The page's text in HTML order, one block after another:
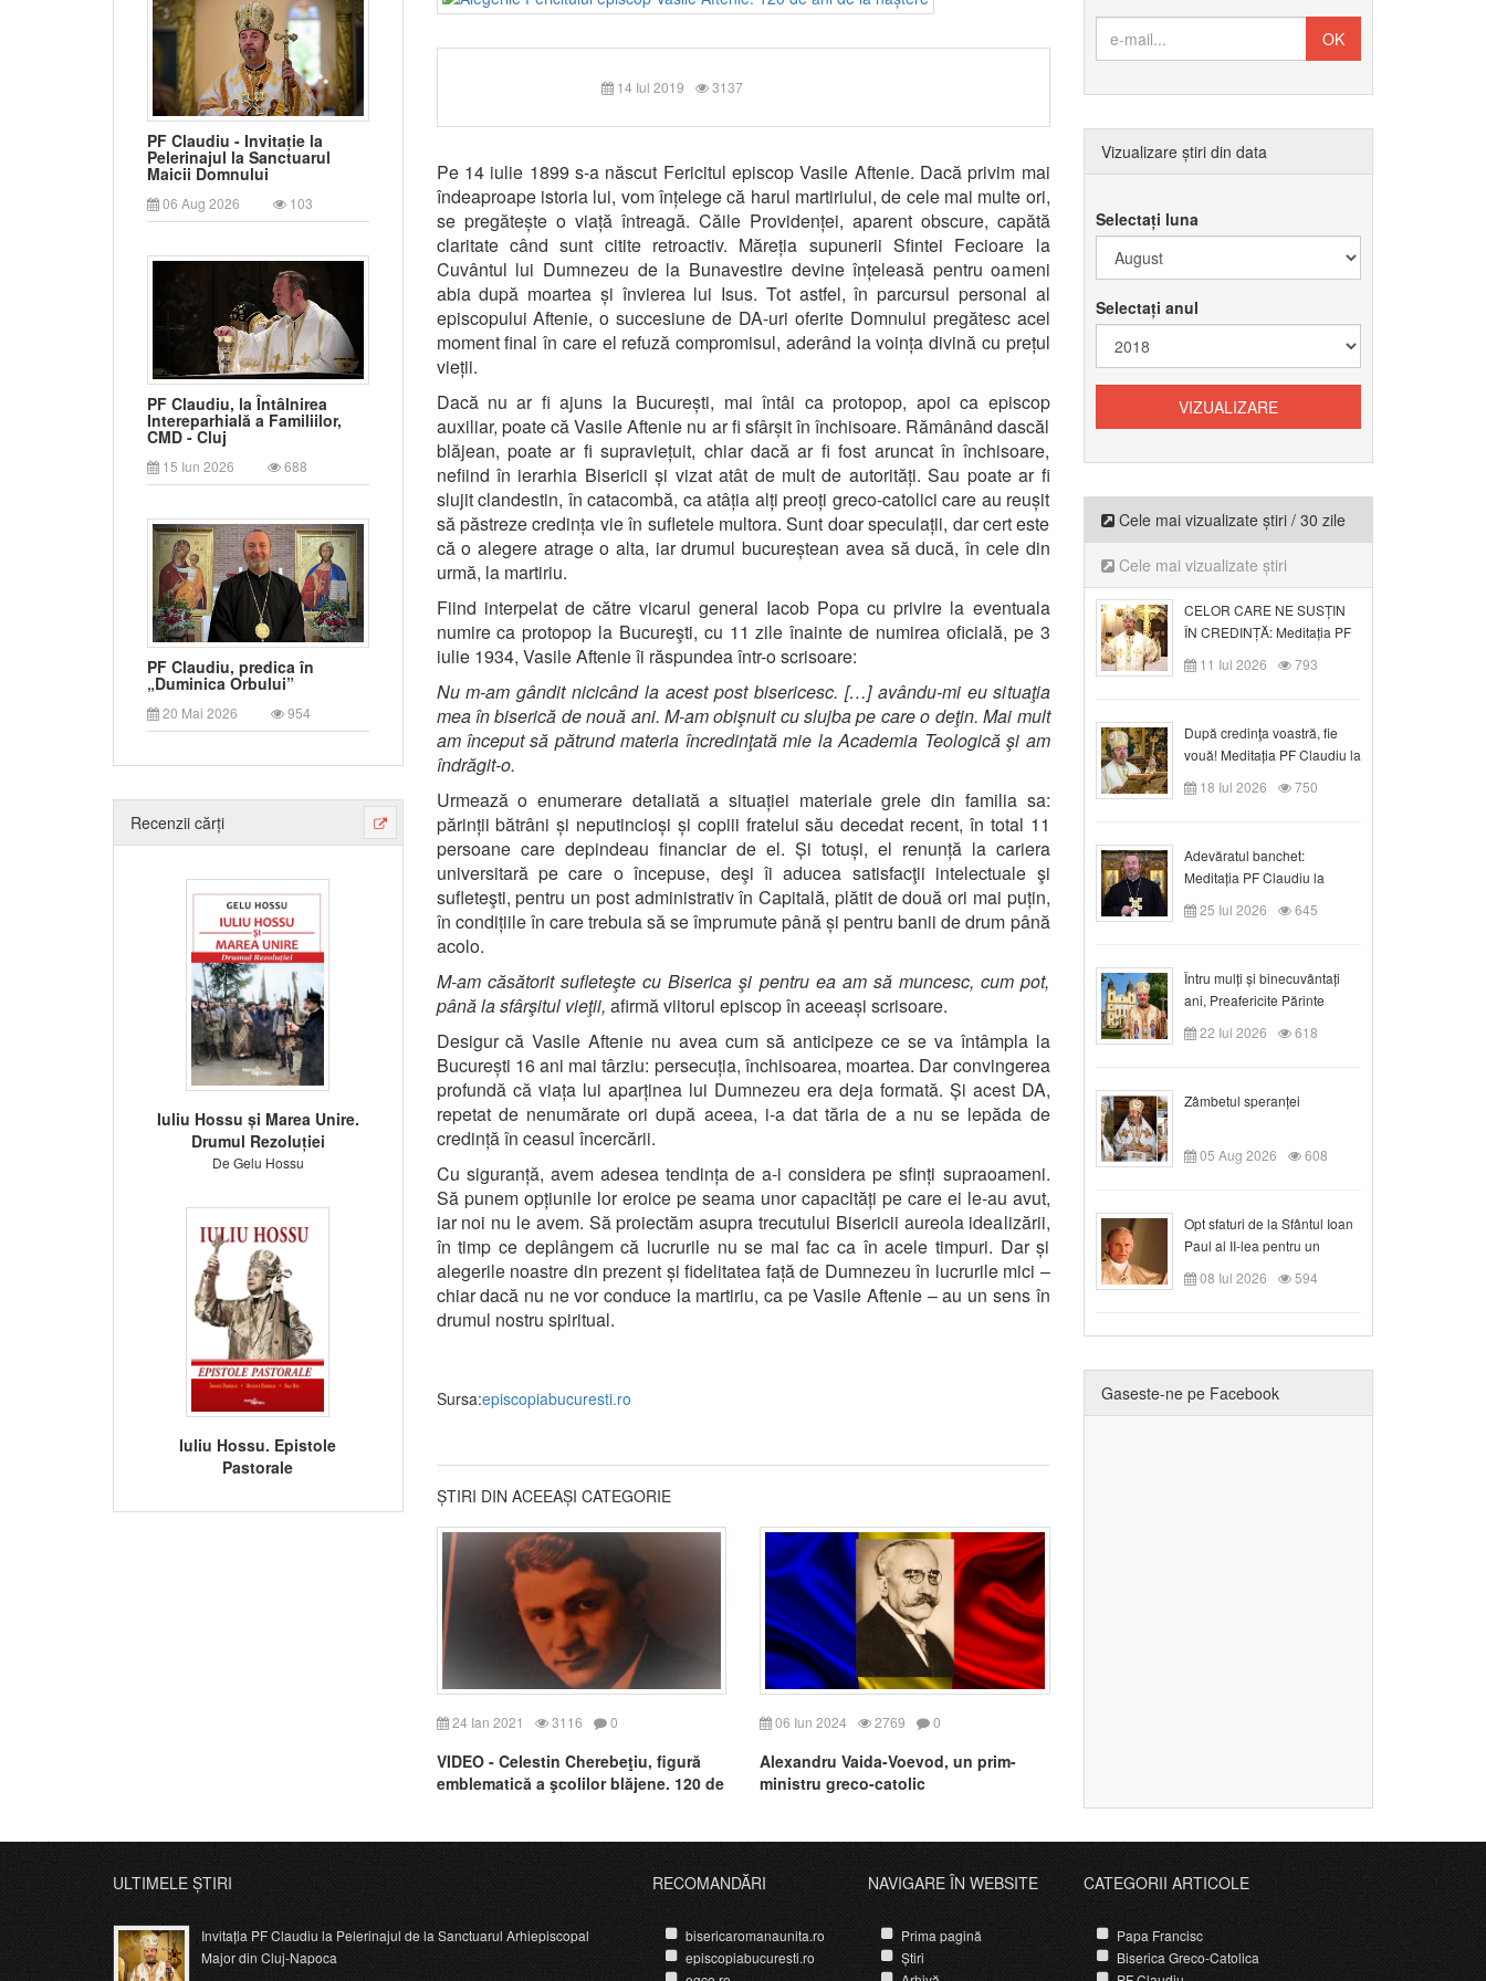
PF Claudiu - Invitație la
Pelerinajul la Sanctuarul
Maicii Domnului
06 Aug 2026 103
PF Claudiu, la Întâlnirea
Intereparhială a Familiilor,
CMD - Cluj
15 Iun 2026 688
PF Claudiu, predica în
„Duminica Orbului”
20 Mai 2026 954
Recenzii cărți
Iuliu Hossu și Marea Unire.
Drumul Rezoluției
De Gelu Hossu
Iuliu Hossu. Epistole
Pastorale
14 Iul 2019 3137
Pe 14 iulie 1899 s-a născut Fericitul episcop Vasile Aftenie. Dacă privim mai
îndeaproape istoria lui, vom înțelege că harul martiriului, de cele mai multe ori,
se pregătește o viață întreagă. Căile Providenței, aparent obscure, capătă
claritate când sunt citite retroactiv. Măreția supunerii Sfintei Fecioare la
Cuvântul lui Dumnezeu de la Bunavestire devine înțeleasă pentru oameni
abia după moartea și învierea lui Isus. Tot astfel, în parcursul personal al
episcopului Aftenie, o succesiune de DA-uri oferite Domnului pregătesc acel
moment final în care el refuză compromisul, aderând la voința divină cu prețul
vieții.
Dacă nu ar fi ajuns la București, mai întâi ca protopop, apoi ca episcop
auxiliar, poate că Vasile Aftenie nu ar fi sfârșit în închisoare. Rămânând dascăl
blăjean, poate ar fi supraviețuit, chiar dacă ar fi fost aruncat în închisoare,
nefiind în ierarhia Bisericii și vizat atât de mult de autorități. Sau poate ar fi
slujit clandestin, în catacombă, ca atâția alți preoți greco-catolici care au reușit
să păstreze credința vie în sufletele multora. Sunt doar speculații, dar cert este
că o alegere atrage o alta, iar drumul bucureștean avea să ducă, în cele din
urmă, la martiriu.
Fiind interpelat de către vicarul general Iacob Popa cu privire la eventuala
numire ca protopop la Bucureşti, cu 11 zile înainte de numirea oficială, pe 3
iulie 1934, Vasile Aftenie îi răspundea într-o scrisoare:
Nu m-am gândit nicicând la acest post bisericesc. […] avându-mi eu situaţia
mea în biserică de nouă ani. M-am obişnuit cu slujba pe care o deţin. Mai mult
am început să pătrund materia încredinţată mie la Academia Teologică şi am
îndrăgit-o.
Urmează o enumerare detaliată a situației materiale grele din familia sa:
părinții bătrâni și neputincioși și copiii fratelui său decedat recent, în total 11
persoane care depindeau financiar de el. Și totuși, el renunță la cariera
universitară pe care o începuse, deşi îi aducea satisfacţii intelectuale şi
sufleteşti, pentru un post administrativ în Capitală, plătit de două ori mai puțin,
în condițiile în care trebuia să se împrumute până și pentru banii de drum până
acolo.
M-am căsătorit sufleteşte cu Biserica şi pentru ea am să muncesc, cum pot,
până la sfârşitul vieţii, afirmă viitorul episcop în aceeași scrisoare.
Desigur că Vasile Aftenie nu avea cum să anticipeze ce se va întâmpla la
București 16 ani mai târziu: persecuția, închisoarea, moartea. Dar convingerea
profundă că viața lui aparținea lui Dumnezeu era deja formată. Și acest DA,
repetat de nenumărate ori după aceea, i-a dat tăria de a nu se lepăda de
credință în ceasul încercării.
Cu siguranță, avem adesea tendința de a-i considera pe sfinți supraoameni.
Să punem opțiunile lor eroice pe seama unor capacități pe care ei le-au avut,
iar noi nu le avem. Să proiectăm asupra trecutului Bisericii aureola idealizării,
în timp ce deplângem că lucrurile nu se mai fac ca în acele timpuri. Dar și
alegerile noastre din prezent și fidelitatea față de Dumnezeu în lucrurile mici –
chiar dacă nu ne vor conduce la martiriu, ca pe Vasile Aftenie – au un sens în
drumul nostru spiritual.
Sursa:episcopiabucuresti.ro
ȘTIRI DIN ACEEAȘI CATEGORIE
24 Ian 2021 3116 0
VIDEO - Celestin Cherebeţiu, figură
emblematică a şcolilor blăjene. 120 de
06 Iun 2024 2769 0
Alexandru Vaida-Voevod, un prim-
ministru greco-catolic
Vizualizare știri din data
Selectați luna
Selectați anul
Cele mai vizualizate știri / 30 zile
Cele mai vizualizate știri
CELOR CARE NE SUSȚIN
ÎN CREDINȚĂ: Meditația PF
Claudiu la Duminica a VI-a
după Rusalii
11 Iul 2026 793
După credinţa voastră, fie
vouă! Meditația PF Claudiu la
duminica a VII-a după Rusalii
18 Iul 2026 750
Adevăratul banchet:
Meditația PF Claudiu la
Duminica a VIII-a după
Rusalii
25 Iul 2026 645
Întru mulți și binecuvântați
ani, Preafericite Părinte
Claudiu!
22 Iul 2026 618
Zâmbetul speranței
05 Aug 2026 608
Opt sfaturi de la Sfântul Ioan
Paul al II-lea pentru un
creștin
08 Iul 2026 594
Gaseste-ne pe Facebook
ULTIMELE ȘTIRI
Invitația PF Claudiu la Pelerinajul de la Sanctuarul Arhiepiscopal
Major din Cluj-Napoca
RECOMANDĂRI
bisericaromanaunita.ro
episcopiabucuresti.ro
NAVIGARE ÎN WEBSITE
Prima pagină
Știri
CATEGORII ARTICOLE
Papa Francisc
Biserica Greco-Catolica